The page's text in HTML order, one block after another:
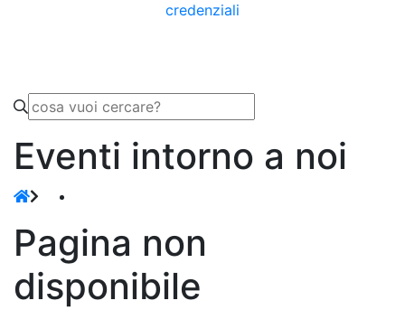
credenziali
Eventi intorno a noi
Pagina non
disponibile